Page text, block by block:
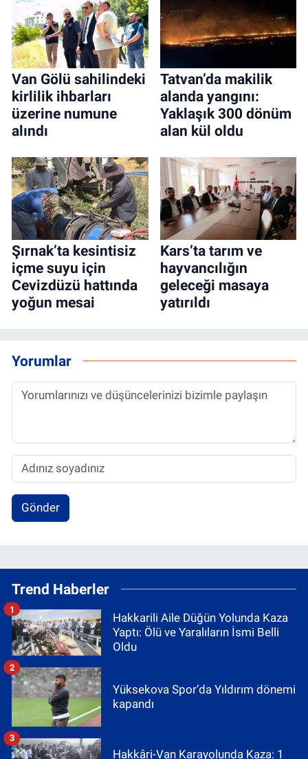
Van Gölü sahilindeki
kirlilik ihbarları
üzerine numune
alındı
Tatvan’da makilik
alanda yangını:
Yaklaşık 300 dönüm
alan kül oldu
Şırnak’ta kesintisiz
içme suyu için
Cevizdüzü hattında
yoğun mesai
Kars’ta tarım ve
hayvancılığın
geleceği masaya
yatırıldı
Yorumlar
Gönder
Trend Haberler
Hakkarili Aile Düğün Yolunda Kaza
Yaptı: Ölü ve Yaralıların İsmi Belli
Oldu
1
Yüksekova Spor’da Yıldırım dönemi
kapandı
2
Hakkâri-Van Karayolunda Kaza: 1
3